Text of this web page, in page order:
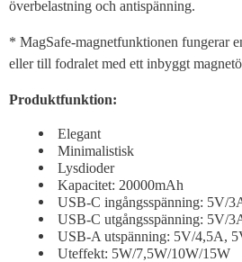
överbelastning och antispänning.
* MagSafe-magnetfunktionen fungerar
eller till fodralet med ett inbyggt
Produktfunktion:
Elegant
Minimalistisk
Lysdioder
Kapacitet: 20000mAh
USB-C ingångsspänning: 5V/
USB-C utgångsspänning: 5V/
USB-A utspänning: 5V/4,5A,
Uteffekt: 5W/7,5W/10W/15W